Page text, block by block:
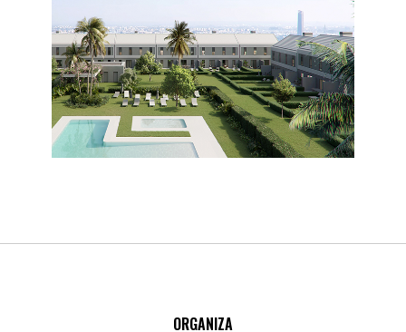
ORGANIZA